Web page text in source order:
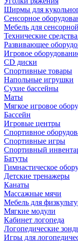
Ширмы для
Сенсорное
Мебель для
Технические
Развивающее
Игровое
CD диски
Спортивные товары
Напольные игрушки
Сухие бассейны
Маты
Мягкое игровое
Бассейн
Игровые центры
Спортивное
Спортивные игры
Спортивный
Батуты
Гимнастическое
Детские тренажеры
Канаты
Массажные мячи
Мебель для
Мягкие модули
Кабинет логопеда
Логопедические
Игры для